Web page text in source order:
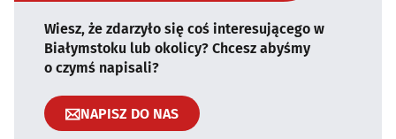
Wiesz, że zdarzyło się coś interesującego w
Białymstoku lub okolicy? Chcesz abyśmy
o czymś napisali?
NAPISZ DO NAS